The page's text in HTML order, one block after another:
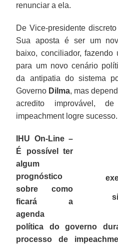
renunciar a ela.
De Vice-presidente
Sua aposta é ser um
baixo, conciliador,
para um novo cenário
da antipatia do sistema
Governo Dilma, mas
acredito improvável,
impeachment logre sucesso.
IHU On-Line –
É possível ter
algum
prognóstico
sobre como
ficará a
agenda
política do governo
processo de